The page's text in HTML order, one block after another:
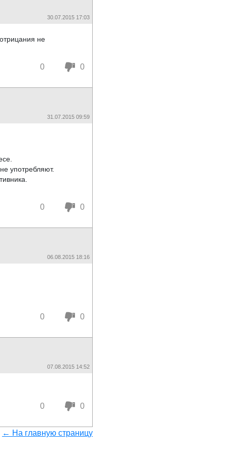
30.07.2015 17:03
не
0 0
31.07.2015 09:59
употребляют.
0 0
06.08.2015 18:16
0 0
07.08.2015 14:52
0 0
← На главную страницу